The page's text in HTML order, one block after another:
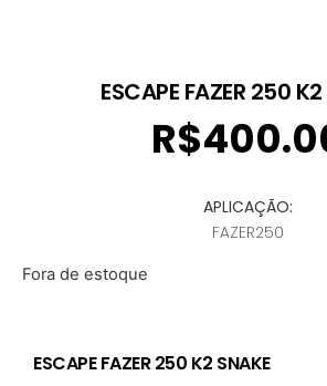
ESCAPE FAZER 250
R$
APLICAÇÃO:
FAZER250
Fora de estoque
ESCAPE FAZER 250 K2 SNAKE